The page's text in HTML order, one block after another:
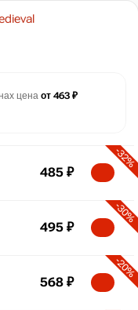
цена от 463 ₽
-32%
485 ₽
-30%
495 ₽
-20%
568 ₽